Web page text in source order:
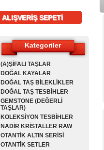
ALIŞVERİŞ SEPETİ
Kategoriler
(A)ŞİFALI TAŞLAR
DOĞAL KAYALAR
DOĞAL TAŞ BİLEKLİKLER
DOĞAL TAŞ TESBİHLER
GEMSTONE (DEĞERLİ
TAŞLAR)
KOLEKSİYON TESBİHLER
NADİR KRİSTALLER RAW
OTANTİK ALTIN SERİSİ
OTANTİK SETLER